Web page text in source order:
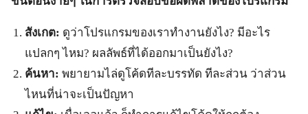
สังเกต: ดูว่าโปรแกรมของเราทำงานยังไง? มีอะไร
แปลกๆ ไหม? ผลลัพธ์ที่ได้ออกมาเป็นยังไง?
ค้นหา: พยายามไล่ดูโค้ดทีละบรรทัด ทีละส่วน ว่าส่วน
ไหนที่น่าจะเป็นปัญหา